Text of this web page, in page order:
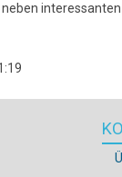
neben